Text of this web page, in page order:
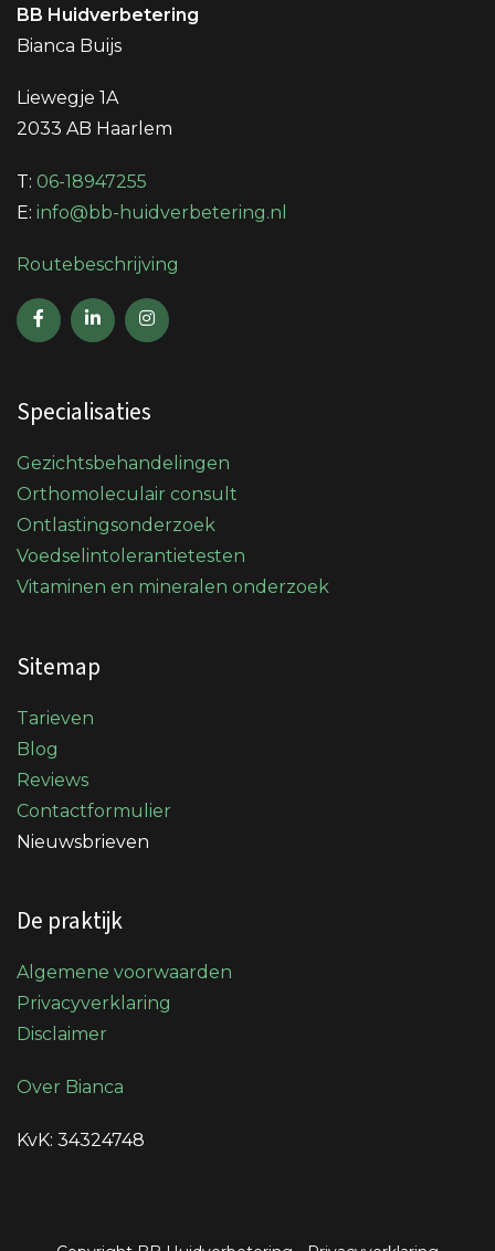
BB Huidverbetering
Bianca Buijs
Liewegje 1A
2033 AB Haarlem
T: 06-18947255
E: info@bb-huidverbetering.nl
Routebeschrijving
Specialisaties
Gezichtsbehandelingen
Orthomoleculair consult
Ontlastingsonderzoek
Voedselintolerantietesten
Vitaminen en mineralen onderzoek
Sitemap
Tarieven
Blog
Reviews
Contactformulier
Nieuwsbrieven
De praktijk
Algemene voorwaarden
Privacyverklaring
Disclaimer
Over Bianca
KvK: 34324748